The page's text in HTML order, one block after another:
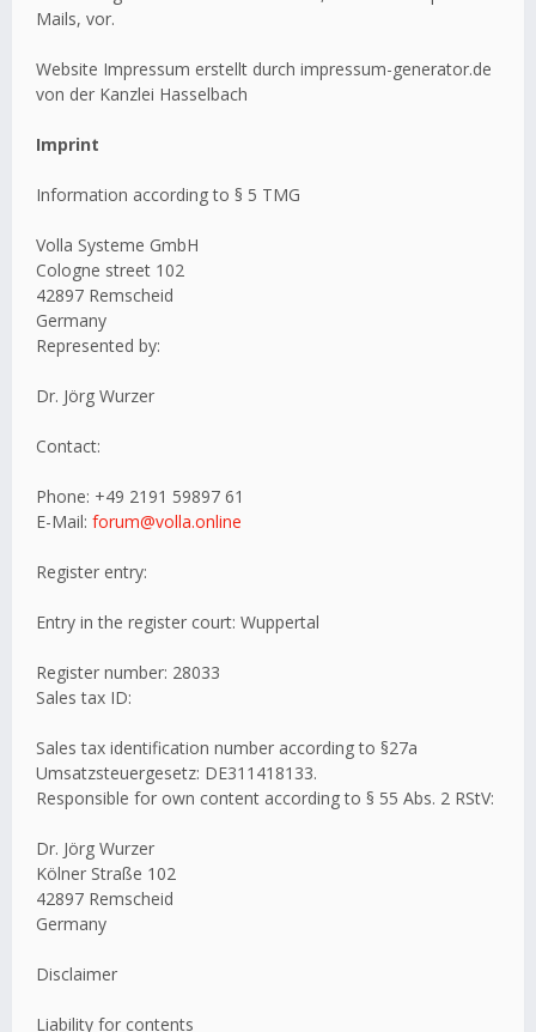
Mails, vor.
Website Impressum erstellt durch impressum-generator.de
von der Kanzlei Hasselbach
Imprint
Information according to § 5 TMG
Volla Systeme GmbH
Cologne street 102
42897 Remscheid
Germany
Represented by:
Dr. Jörg Wurzer
Contact:
Phone: +49 2191 59897 61
E-Mail: forum@volla.online
Register entry:
Entry in the register court: Wuppertal
Register number: 28033
Sales tax ID:
Sales tax identification number according to §27a
Umsatzsteuergesetz: DE311418133.
Responsible for own content according to § 55 Abs. 2 RStV:
Dr. Jörg Wurzer
Kölner Straße 102
42897 Remscheid
Germany
Disclaimer
Liability for contents